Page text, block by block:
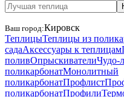
Ваш город:Кировск
ТеплицыТеплицы из
садаАксессуары к теплицам
поливОпрыскивателиЧудо-
поликарбонатМонолитный
поликарбонатПрофлист
поликарбонатПрофили